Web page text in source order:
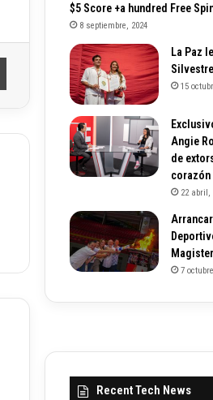
$5 Score +a hundred Free
8 septiembre, 2024
La Paz
Silvestre
15
Angie
de
corazón
22 abril,
7
Recent Tech News